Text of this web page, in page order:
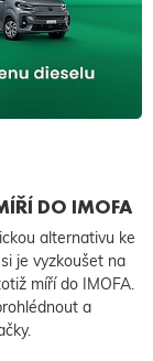
DO IMOFA
alternativu ke
je vyzkoušet na
míří do IMOFA.
a